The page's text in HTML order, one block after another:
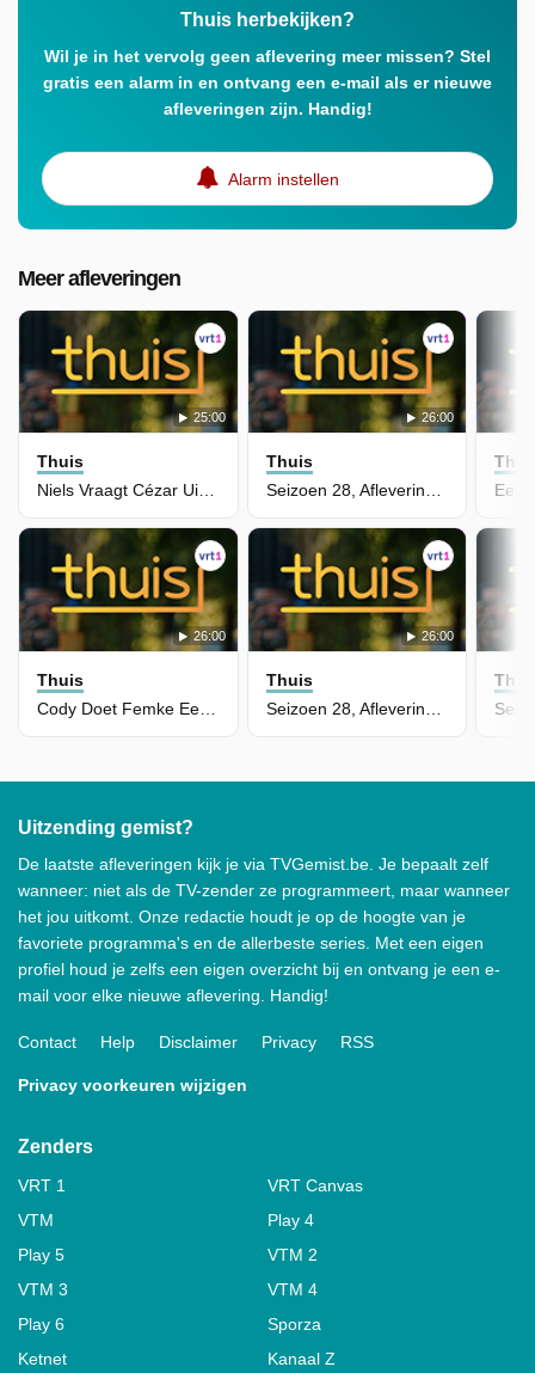
Thuis herbekijken?
Wil je in het vervolg geen aflevering meer missen? Stel
gratis een alarm in en ontvang een e-mail als er nieuwe
afleveringen zijn. Handig!
Alarm instellen
Meer afleveringen
25:00
Thuis
Niels Vraagt Cézar Uit Over Zijn Verleden
26:00
Thuis
Seizoen 28, Aflevering 5454 - Waldek Is Furieus Op Karin
26:00
Thuis
26:00
Thuis
Uitzending gemist?
De laatste afleveringen kijk je via TVGemist.be. Je bepaalt zelf
wanneer: niet als de TV-zender ze programmeert, maar wanneer
het jou uitkomt. Onze redactie houdt je op de hoogte van je
favoriete programma's en de allerbeste series. Met een eigen
profiel houd je zelfs een eigen overzicht bij en ontvang je een e-
mail voor elke nieuwe aflevering. Handig!
Contact Help Disclaimer Privacy RSS
Privacy voorkeuren wijzigen
Zenders
VRT 1
VRT Canvas
VTM
Play 4
Play 5
VTM 2
VTM 3
VTM 4
Play 6
Sporza
Ketnet
Kanaal Z